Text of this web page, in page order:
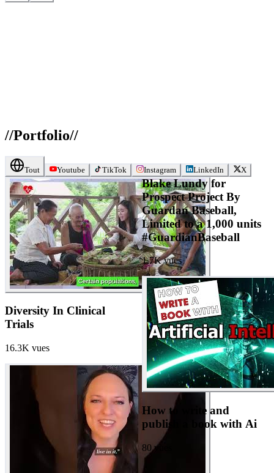
//Portfolio//
Tout Youtube TikTok Instagram LinkedIn X
Diversity In Clinical
Trials
16.3K vues
Blake Lundy for
Prospect Project By
Guardan Baseball,
Limited to a 1,000 units
#GuardianBaseball
1.7K vues
How to write and
publish a book with Ai
80 vues